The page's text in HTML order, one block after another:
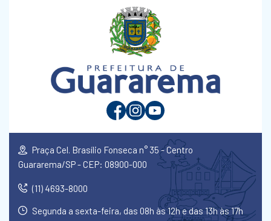
Praça Cel. Brasílio Fonseca n° 35 - Centro
Guararema/SP - CEP: 08900-000
(11) 4693-8000
Segunda a sexta-feira, das 08h às 12h e das 13h às 17h